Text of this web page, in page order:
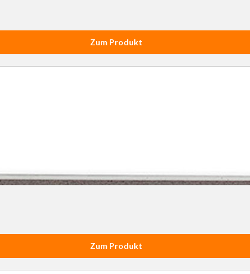
Zum Produkt
Zum Produkt